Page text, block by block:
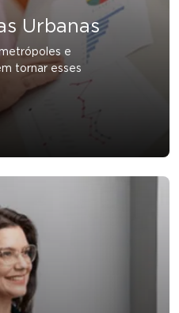
Urbanas
e
tornar esses